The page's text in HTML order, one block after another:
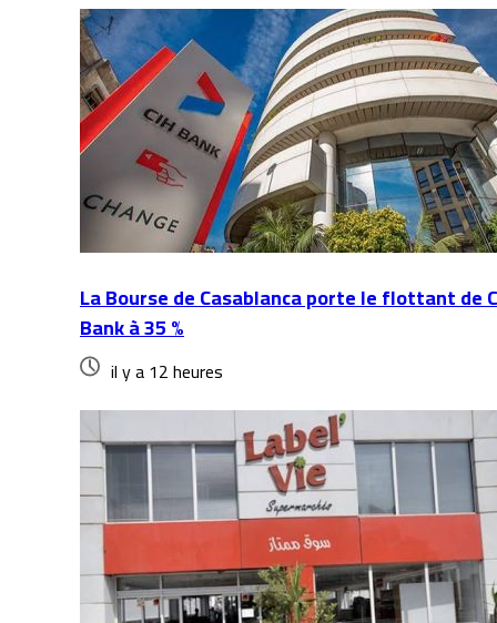
La Bourse de Casablanca porte le flottant de
Bank à 35 %
il y a 12 heures